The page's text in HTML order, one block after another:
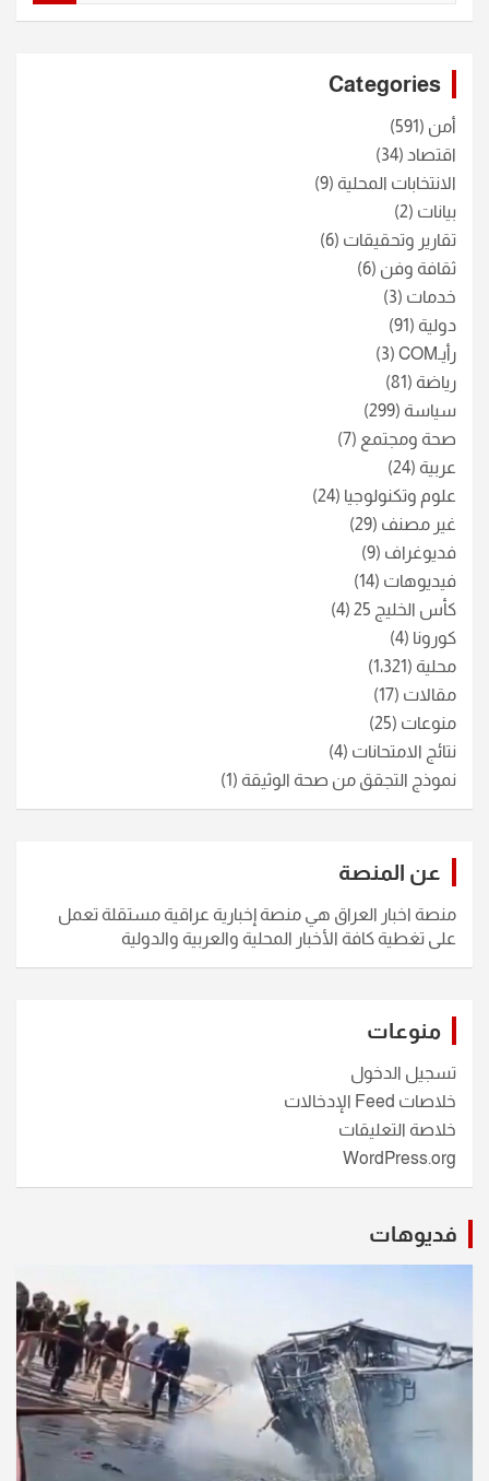
Categories
أمن (591)
اقتصاد (34)
الانتخابات المحلية (9)
بيانات (2)
تقارير وتحقيقات (6)
ثقافة وفن (6)
خدمات (3)
دولية (91)
رأيـCOM
(3)
رياضة (81)
سياسة (299)
صحة ومجتمع (7)
عربية (24)
علوم وتكنولوجيا (24)
غير مصنف (29)
فديوغراف (9)
فيديوهات (14)
كأس الخليج 25
(4)
كورونا (4)
محلية (1٬321)
مقالات (17)
منوعات (25)
نتائج الامتحانات (4)
نموذج التجقق من صحة الوثيقة (1)
عن المنصة
منصة اخبار العراق هي منصة إخبارية عراقية مستقلة تعمل
على تغطية كافة الأخبار المحلية والعربية والدولية
منوعات
تسجيل الدخول
خلاصات Feed الإدخالات
خلاصة التعليقات
WordPress.org
فديوهات